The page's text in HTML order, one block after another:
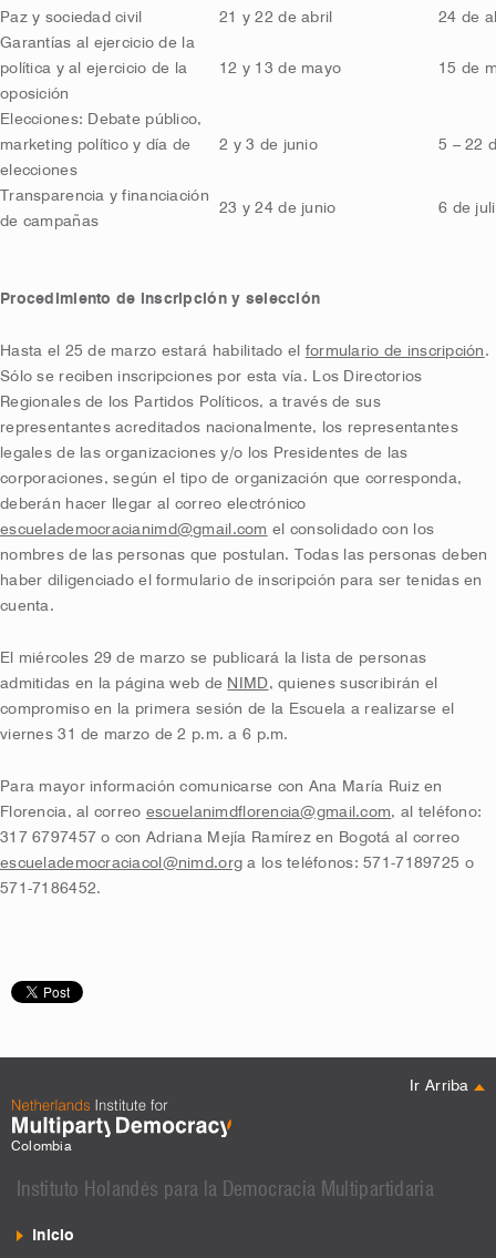
Paz y sociedad civil 21 y 22 de abril
24 de
Garantías al ejercicio de la
política y al ejercicio de la
oposición
12 y 13 de mayo 15 de
Elecciones: Debate público,
marketing político y día de
elecciones
2 y 3 de junio 5 – 22
Transparencia y financiación
de campañas
23 y 24 de junio 6 de
Procedimiento de inscripción y selección
Hasta el 25 de marzo estará habilitado el formulario de inscripción .
Sólo se reciben inscripciones por esta vía. Los Directorios
Regionales de los Partidos Políticos, a través de sus
representantes acreditados nacionalmente, los representantes
legales de las organizaciones y/o los Presidentes de las
corporaciones, según el tipo de organización que corresponda,
deberán hacer llegar al correo electrónico
escuelademocracianimd@gmail.com el consolidado con los
nombres de las personas que postulan. Todas las personas deben
haber diligenciado el formulario de inscripción para ser tenidas en
cuenta.
El miércoles 29 de marzo se publicará la lista de personas
admitidas en la página web de NIMD, quienes suscribirán el
compromiso en la primera sesión de la Escuela a realizarse el
viernes 31 de marzo de 2 p.m. a 6 p.m.
Para mayor información comunicarse con Ana María Ruiz en
Florencia, al correo escuelanimdflorencia@gmail.com, al teléfono:
317 6797457 o con Adriana Mejía Ramírez en Bogotá al correo
escuelademocraciacol@nimd.org a los teléfonos: 571-7189725 o
571-7186452.
Ir Arriba
Colombia
Instituto Holandés para la Democracia Multipartidaria
Inicio